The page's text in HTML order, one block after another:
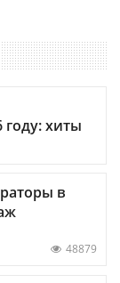
году: хиты
в
48879